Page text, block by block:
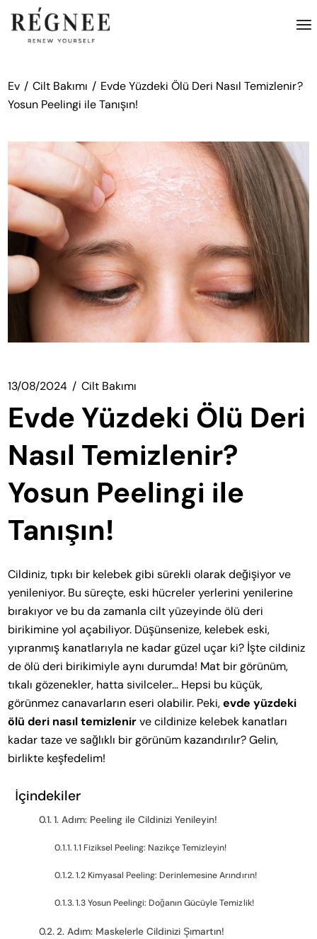
atla
Ev Cilt Bakımı
Evde Yüzdeki Ölü Deri Nasıl Temizlenir?
Yosun Peelingi ile Tanışın!
13/08/2024 Cilt Bakımı
Evde Yüzdeki Ölü Deri
Nasıl Temizlenir?
Yosun Peelingi ile
Tanışın!
Cildiniz, tıpkı bir kelebek gibi sürekli olarak değişiyor ve
yenileniyor. Bu süreçte, eski hücreler yerlerini yenilerine
bırakıyor ve bu da zamanla cilt yüzeyinde ölü deri
birikimine yol açabiliyor. Düşünsenize, kelebek eski,
yıpranmış kanatlarıyla ne kadar güzel uçar ki? İşte cildiniz
de ölü deri birikimiyle aynı durumda! Mat bir görünüm,
tıkalı gözenekler, hatta sivilceler… Hepsi bu küçük,
görünmez canavarların eseri olabilir. Peki,evde yüzdeki
ölü deri nasıl temizlenirve cildinize kelebek kanatları
kadar taze ve sağlıklı bir görünüm kazandırılır? Gelin,
birlikte keşfedelim!
İçindekiler
1. Adım: Peeling ile Cildinizi Yenileyin!
1.1 Fiziksel Peeling: Nazikçe Temizleyin!
1.2 Kimyasal Peeling: Derinlemesine Arındırın!
1.3 Yosun Peelingi: Doğanın Gücüyle Temizlik!
2. Adım: Maskelerle Cildinizi Şımartın!